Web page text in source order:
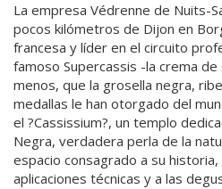
La empresa Védrenne de Nuits-
pocos kilómetros de Dijon en
francesa y líder en el circuito
famoso Supercassis -la crema de
menos, que la grosella negra,
medallas le han otorgado del
el ?Cassissium?, un templo
Negra, verdadera perla de la
espacio consagrado a su historia,
aplicaciones técnicas y a las